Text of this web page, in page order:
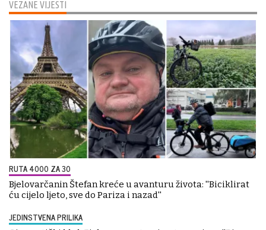
VEZANE VIJESTI
RUTA 4000 ZA 30
Bjelovarčanin Štefan kreće u avanturu života: ''Biciklirat
ću cijelo ljeto, sve do Pariza i nazad''
JEDINSTVENA PRILIKA